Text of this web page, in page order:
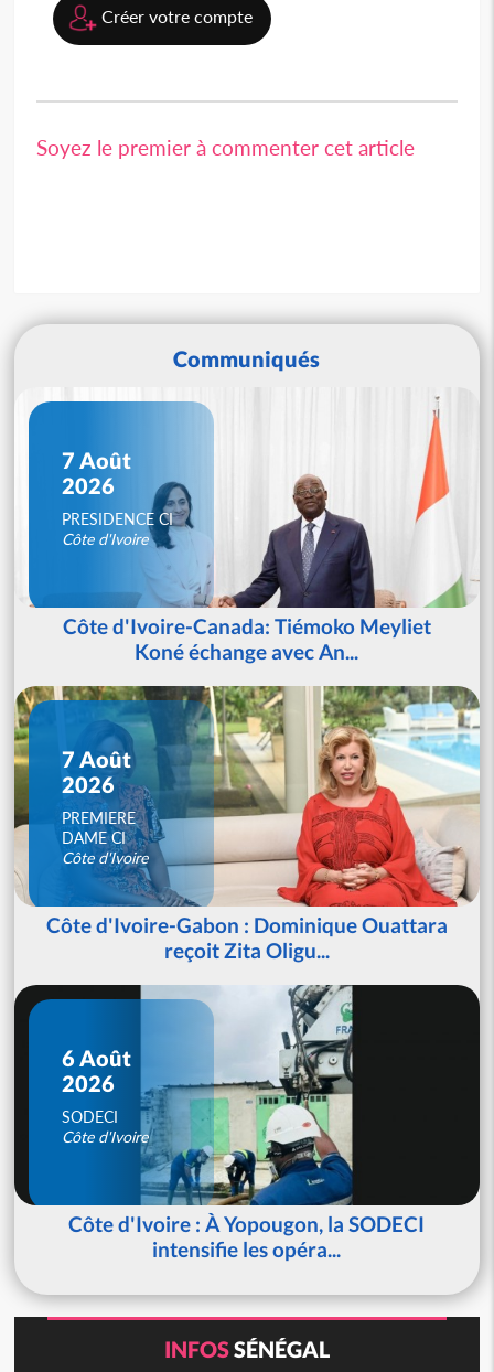
Créer votre compte
Soyez le premier à commenter cet article
Communiqués
7 Août
2026
PRESIDENCE CI
Côte d'Ivoire
Côte d'Ivoire-Canada: Tiémoko Meyliet
Koné échange avec An...
7 Août
2026
PREMIERE
DAME CI
Côte d'Ivoire
Côte d'Ivoire-Gabon : Dominique Ouattara
reçoit Zita Oligu...
6 Août
2026
SODECI
Côte d'Ivoire
Côte d'Ivoire : À Yopougon, la SODECI
intensifie les opéra...
INFOSSÉNÉGAL